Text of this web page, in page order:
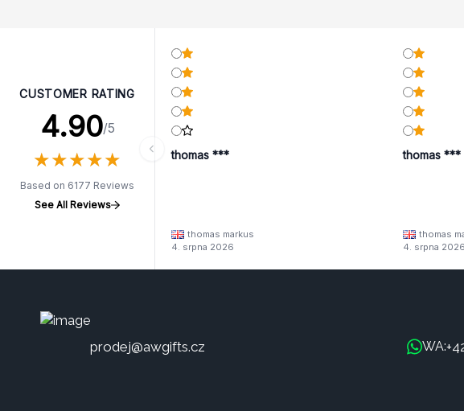
CUSTOMER RATING
4.90/5
★★★★★
★★★★★
Based on 6177 Reviews
See All Reviews
thomas ***
thomas markus
4. srpna 2026
thomas ***
thomas
4. srpna 2026
prodej@awgifts.cz WA: